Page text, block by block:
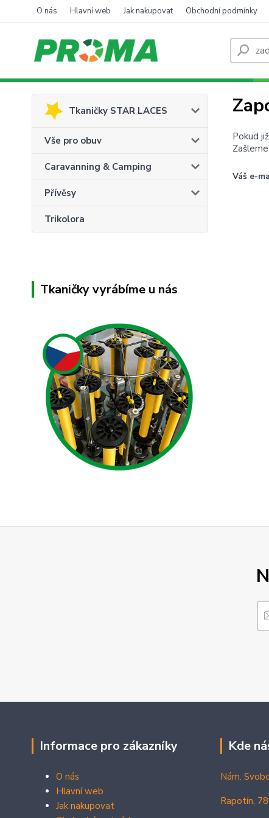
O nás Hlavní web Jak nakupovat Obchodní podmínky
Tkaničky STAR LACES
Vše pro obuv
Caravanning & Camping
Přívěsy
Trikolora
Tkaničky vyrábíme u nás
Pokud
Váš e-
Informace pro zákazníky
O nás
Hlavní web
Jak nakupovat
Kde
Nám.
Rapotín,